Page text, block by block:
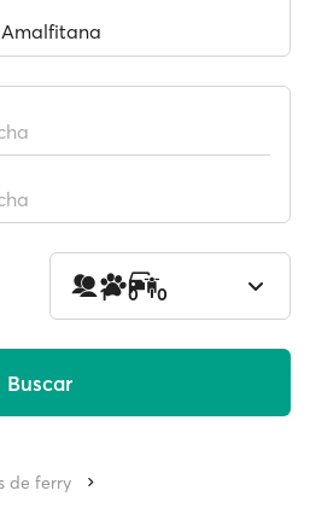
1 0 0
Buscar
de ferry